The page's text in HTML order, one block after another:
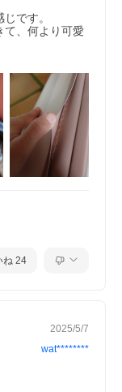
です。
て、何より可愛
ね 24
2025/5/7
wat********